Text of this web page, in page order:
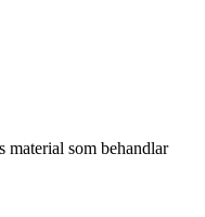
material som behandlar